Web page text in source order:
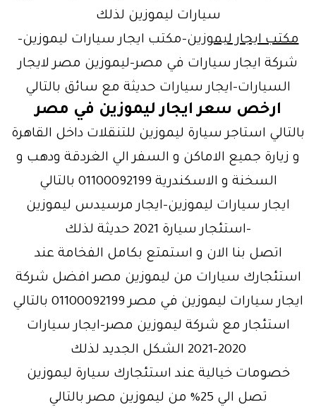
سيارات ليموزين لذلك
مكتب ايجار ليموزين-مكتب ايجار سيارات ليموزين-
شركة ايجار سيارات في مصر-ليموزين مصر لايجار
السيارات-ايجار سيارات حديثة مع سائق بالتالي
ارخص سعر ايجار ليموزين في مصر
بالتالي استاجر سيارة ليموزين للتنقلات داخل القاهرة
و زيارة جميع الاماكن و السفر الي الغردقة ودهب و
السخنة و الاسكندرية 01100092199 بالتالي
ايجار سيارات ليموزين-ايجار مرسيدس ليموزين
-استئجار سيارة 2021 حديثة لذلك
اتصل بنا الان و استمتع بكامل الفخامة عند
استئجارك سيارات من ليموزين مصر افضل شركة
ايجار سيارات ليموزين في مصر 01100092199 بالتالي
استئجار مع شركة ليموزين مصر-ايجار سيارات
2020-2021 الشكل الجديد لذلك
خصومات خيالية عند استئجارك سيارة ليموزين
تصل الي 25% من ليموزين مصر بالتالي